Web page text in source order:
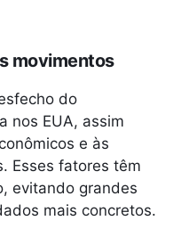
movimentos
do
nos EUA, assim
e às
Esses fatores têm
evitando grandes
mais concretos.